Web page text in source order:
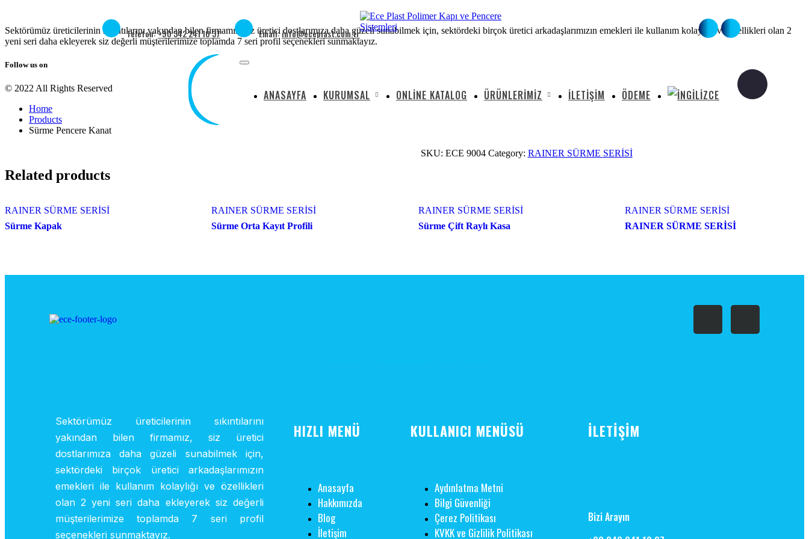
Telefon:+90 342 241 10 37 Email:info@eceplast.com.tr
ANASAYFA KURUMSAL ONLINE KATALOG ÜRÜNLERIMIZ İLETIŞIM ÖDEME
Sektörümüz üreticilerinin sıkıntılarını yakından bilen firmamız, siz üretici dostlarımıza daha güzeli sunabilmek için, sektördeki birçok üretici arkadaşlarımızın emekleri ile kullanım kolaylığı ve özellikleri olan 2
yeni seri daha ekleyerek siz değerli müşterilerimize toplamda 7 seri profil seçenekleri sunmaktayız.
Follow us on
© 2022 All Rights Reserved
Home
Products
Sürme Pencere Kanat
SKU: ECE 9004 Category: RAINER SÜRME SERİSİ
Related products
RAINER SÜRME SERİSİ
Sürme Kapak
RAINER SÜRME SERİSİ
Sürme Orta Kayıt Profili
RAINER SÜRME SERİSİ
Sürme Çift Raylı Kasa
RAINER SÜRME SERİSİ
RAINER SÜRME SERİSİ
Sektörümüz üreticilerinin sıkıntılarını
yakından bilen firmamız, siz üretici
dostlarımıza daha güzeli sunabilmek için,
sektördeki birçok üretici arkadaşlarımızın
emekleri ile kullanım kolaylığı ve özellikleri
olan 2 yeni seri daha ekleyerek siz değerli
müşterilerimize toplamda 7 seri profil
seçenekleri sunmaktayız.
HIZLI MENÜ
Anasayfa
Hakkımızda
Blog
İletişim
KULLANICI MENÜSÜ
Aydınlatma Metni
Bilgi Güvenliği
Çerez Politikası
KVKK ve Gizlilik Politikası
İLETİŞİM
Bizi Arayın